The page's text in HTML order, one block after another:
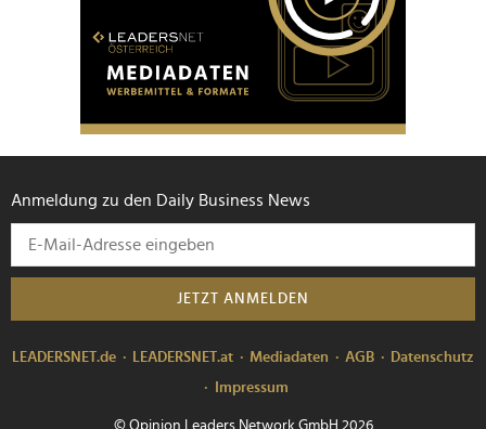
Anmeldung zu den Daily Business News
JETZT ANMELDEN
LEADERSNET.de LEADERSNET.at Mediadaten AGB
Datenschutz
Impressum